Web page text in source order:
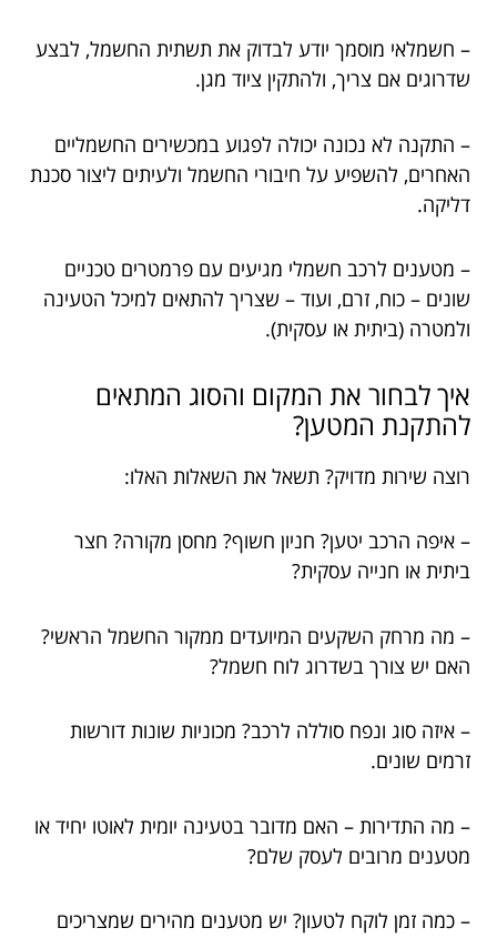
– חשמלאי מוסמך יודע לבדוק את תשתית החשמל, לבצע
שדרוגים אם צריך, ולהתקין ציוד מגן.
– התקנה לא נכונה יכולה לפגוע במכשירים החשמליים
האחרים, להשפיע על חיבורי החשמל ולעיתים ליצור סכנת
דליקה.
– מטענים לרכב חשמלי מגיעים עם פרמטרים טכניים
שונים – כוח, זרם, ועוד – שצריך להתאים למיכל הטעינה
ולמטרה (ביתית או עסקית).
איך לבחור את המקום והסוג המתאים
להתקנת המטען?
רוצה שירות מדויק? תשאל את השאלות האלו:
– איפה הרכב יטען? חניון חשוף? מחסן מקורה? חצר
ביתית או חנייה עסקית?
– מה מרחק השקעים המיועדים ממקור החשמל הראשי?
האם יש צורך בשדרוג לוח חשמל?
– איזה סוג ונפח סוללה לרכב? מכוניות שונות דורשות
זרמים שונים.
– מה התדירות – האם מדובר בטעינה יומית לאוטו יחיד או
מטענים מרובים לעסק שלם?
– כמה זמן לוקח לטעון? יש מטענים מהירים שמצריכים